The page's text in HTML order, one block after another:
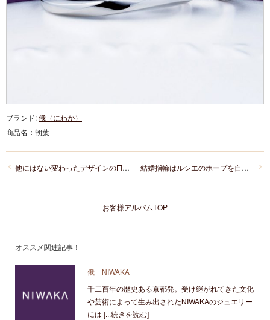
ブランド:俄（にわか）
商品名： 朝葉
結婚指輪はルシエのホープを自分にピッタリのリング幅で！
他にはない変わったデザインのFirst Intention(ファーストインテンション)のかっこいいマリッジリングに決定！
お客様アルバムTOP
オススメ関連記事！
俄 NIWAKA
千二百年の歴史ある京都発。受け継がれてきた文化
や芸術によって生み出されたNIWAKAのジュエリー
には [...続きを読む]